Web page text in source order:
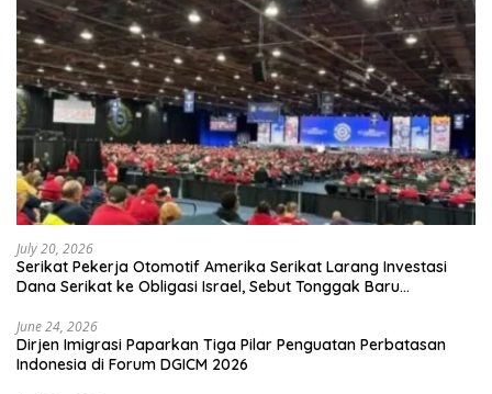
July 20, 2026
Serikat Pekerja Otomotif Amerika Serikat Larang Investasi
Dana Serikat ke Obligasi Israel, Sebut Tonggak Baru
June 24, 2026
Dirjen Imigrasi Paparkan Tiga Pilar Penguatan Perbatasan
Indonesia di Forum DGICM 2026